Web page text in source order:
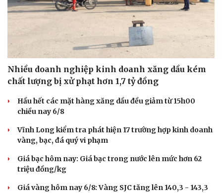
Nhiều doanh nghiệp kinh doanh xăng dầu kém
chất lượng bị xử phạt hơn 1,7 tỷ đồng
Hầu hết các mặt hàng xăng dầu đều giảm từ 15h00
chiều nay 6/8
Vĩnh Long kiểm tra phát hiện 17 trường hợp kinh doanh
vàng, bạc, đá quý vi phạm
Giá bạc hôm nay: Giá bạc trong nước lên mức hơn 62
triệu đồng/kg
Giá vàng hôm nay 6/8: Vàng SJC tăng lên 140,3 - 143,3